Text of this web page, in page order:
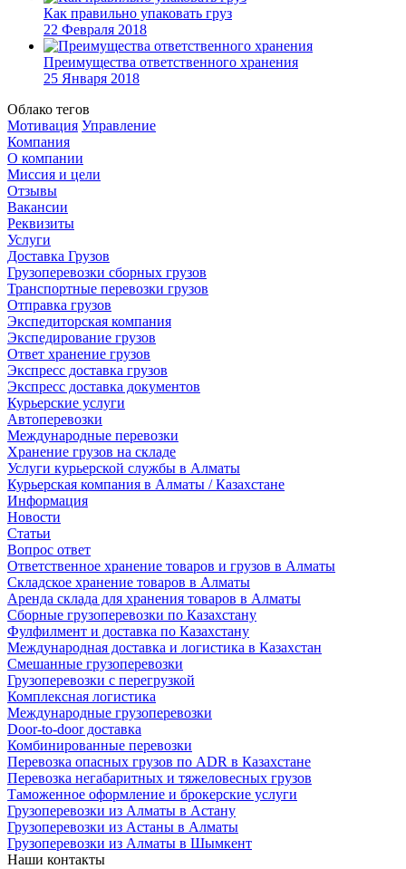
Как правильно упаковать груз
22 Февраля 2018
Преимущества ответственного хранения
25 Января 2018
Облако тегов
Мотивация Управление
Компания
О компании
Миссия и цели
Отзывы
Вакансии
Реквизиты
Услуги
Доставка Грузов
Грузоперевозки сборных грузов
Транспортные перевозки грузов
Отправка грузов
Экспедиторская компания
Экспедирование грузов
Ответ хранение грузов
Экспресс доставка грузов
Экспресс доставка документов
Курьерские услуги
Автоперевозки
Международные перевозки
Хранение грузов на складе
Услуги курьерской службы в Алматы
Курьерская компания в Алматы / Казахстане
Информация
Новости
Статьи
Вопрос ответ
Ответственное хранение товаров и грузов в Алматы
Складское хранение товаров в Алматы
Аренда склада для хранения товаров в Алматы
Сборные грузоперевозки по Казахстану
Фулфилмент и доставка по Казахстану
Международная доставка и логистика в Казахстан
Смешанные грузоперевозки
Грузоперевозки с перегрузкой
Комплексная логистика
Международные грузоперевозки
Door-to-door доставка
Комбинированные перевозки
Перевозка опасных грузов по ADR в Казахстане
Перевозка негабаритных и тяжеловесных грузов
Таможенное оформление и брокерские услуги
Грузоперевозки из Алматы в Астану
Грузоперевозки из Астаны в Алматы
Грузоперевозки из Алматы в Шымкент
Наши контакты